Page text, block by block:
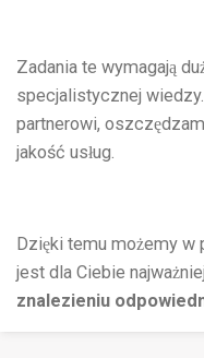
Zadania te wymagają
specjalistycznej
partnerowi,
jakość usług.
Dzięki temu możemy w
jest dla Ciebie
znalezieniu